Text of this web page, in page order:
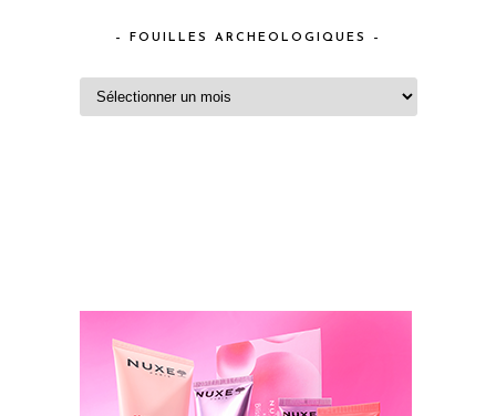
– FOUILLES ARCHEOLOGIQUES –